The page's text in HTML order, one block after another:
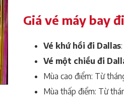
Giá vé máy bay
Vé khứ hồi đi Dallas
Vé một chiều đi
Mùa cao điểm: Từ
Mùa thấp điểm: Từ